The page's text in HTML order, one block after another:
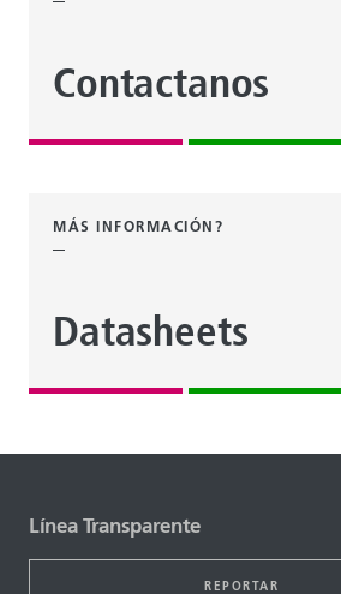
Contactanos
MÁS INFORMACIÓN?
Datasheets
Línea Transparente
REPORTAR